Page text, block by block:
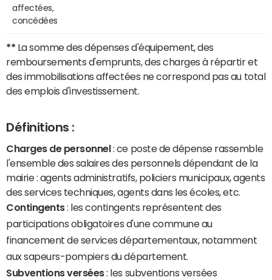
affectées,
concédées
** La somme des dépenses d'équipement, des
remboursements d'emprunts, des charges à répartir et
des immobilisations affectées ne correspond pas au total
des emplois d'investissement.
Définitions :
Charges de personnel : ce poste de dépense rassemble
l'ensemble des salaires des personnels dépendant de la
mairie : agents administratifs, policiers municipaux, agents
des services techniques, agents dans les écoles, etc.
Contingents: les contingents représentent des
participations obligatoires d'une commune au
financement de services départementaux, notamment
aux sapeurs-pompiers du département.
Subventions versées: les subventions versées